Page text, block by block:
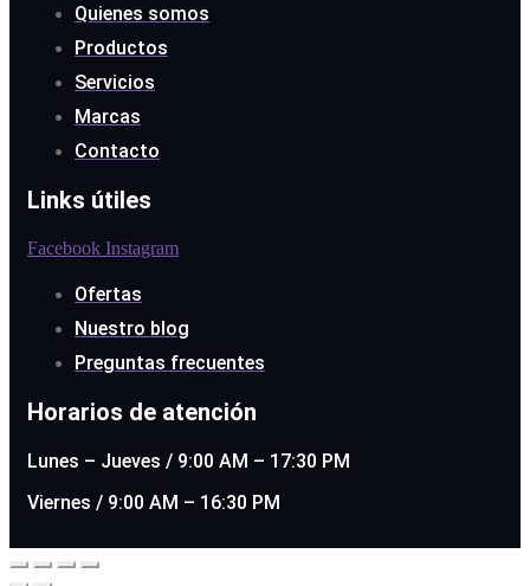
Quienes somos
Productos
Servicios
Marcas
Contacto
Links útiles
Facebook Instagram
Ofertas
Nuestro blog
Preguntas frecuentes
Horarios de atención
Lunes – Jueves / 9:00 AM – 17:30 PM
Viernes / 9:00 AM – 16:30 PM